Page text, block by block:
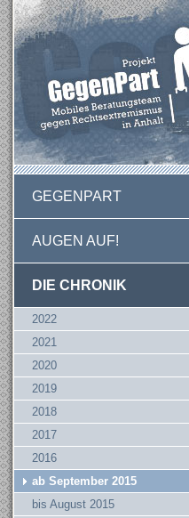
GEGENPART
AUGEN AUF!
DIE CHRONIK
2022
2021
2020
2019
2018
2017
2016
ab September 2015
bis August 2015